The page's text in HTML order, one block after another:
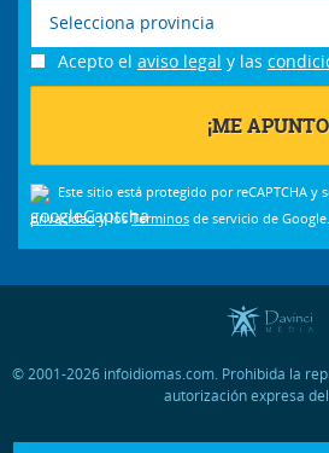
Selecciona provincia
Acepto el aviso legal y las
Este sitio está protegido por reCAPTCHA y
privacidady los Términos de servicio de Google.
© 2001-2026 infoidiomas.com. Prohibida la
autorización expresa